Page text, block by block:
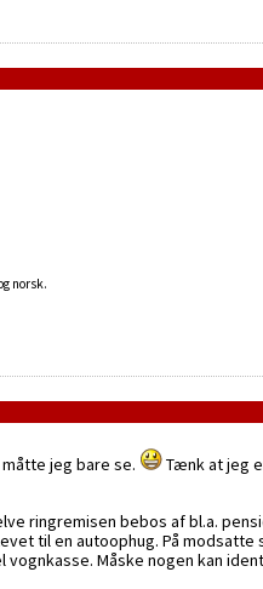
norsk.
jeg bare se.
Tænk at jeg
ringremisen bebos af bl.a.
til en autoophug. På modsatte
Måske nogen kan